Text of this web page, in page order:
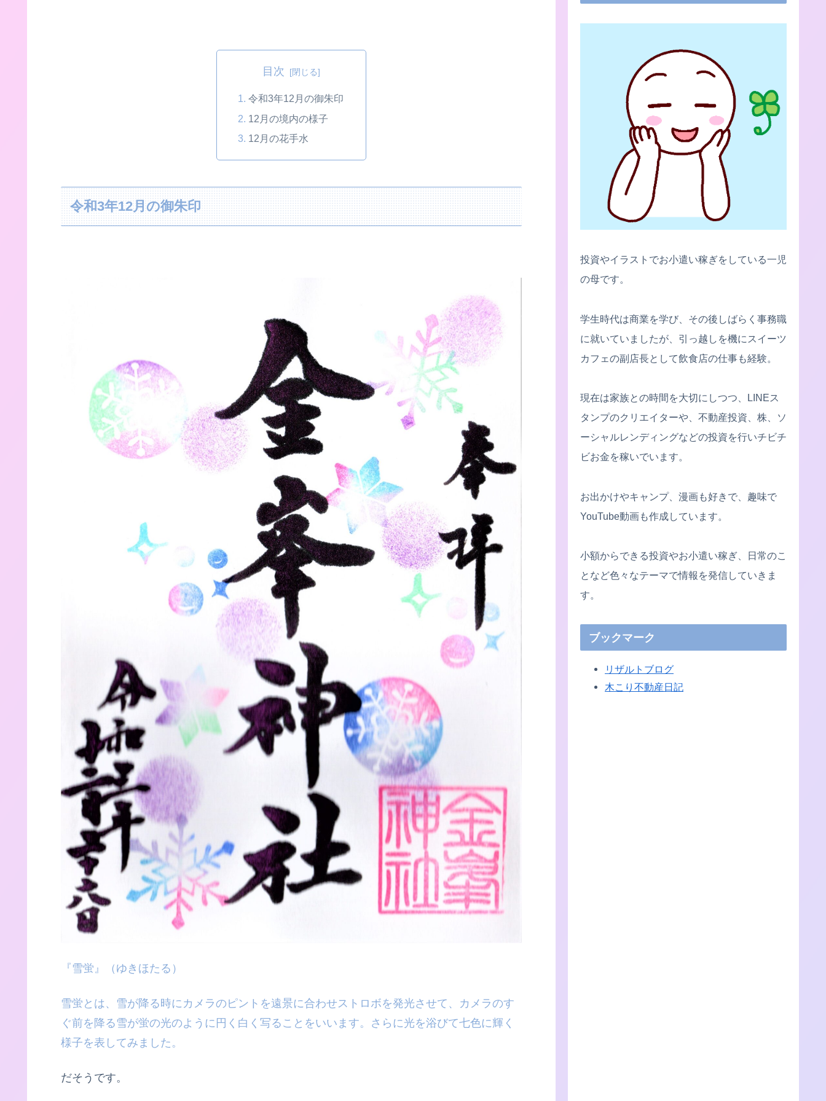
目次
令和3年12月の御朱印
12月の境内の様子
12月の花手水
令和3年12月の御朱印
『雪蛍』（ゆきほたる）
雪蛍とは、雪が降る時にカメラのピントを遠景に合わせストロボを発光させて、カメラのす
ぐ前を降る雪が蛍の光のように円く白く写ることをいいます。さらに光を浴びて七色に輝く
様子を表してみました。
だそうです。
投資やイラストでお小遣い稼ぎをしている一児
の母です。
学生時代は商業を学び、その後しばらく事務職
に就いていましたが、引っ越しを機にスイーツ
カフェの副店長として飲食店の仕事も経験。
現在は家族との時間を大切にしつつ、LINEス
タンプのクリエイターや、不動産投資、株、ソ
ーシャルレンディングなどの投資を行いチビチ
ビお金を稼いでいます。
お出かけやキャンプ、漫画も好きで、趣味で
YouTube動画も作成しています。
小額からできる投資やお小遣い稼ぎ、日常のこ
となど色々なテーマで情報を発信していきま
す。
ブックマーク
リザルトブログ
木こり不動産日記